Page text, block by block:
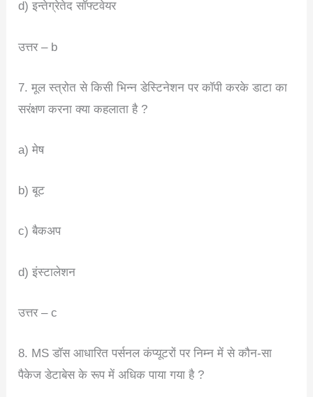
d) इन्तेग्रेतेद सॉफ्टवेयर
उत्तर – b
7. मूल स्त्रोत से किसी भिन्न डेस्टिनेशन पर कॉपी करके डाटा का
सरंक्षण करना क्या कहलाता है ?
a) मेष
b) बूट
c) बैकअप
d) इंस्टालेशन
उत्तर – c
8. MS डॉस आधारित पर्सनल कंप्यूटरों पर निम्न में से कौन-सा
पैकेज डेटाबेस के रूप में अधिक पाया गया है ?